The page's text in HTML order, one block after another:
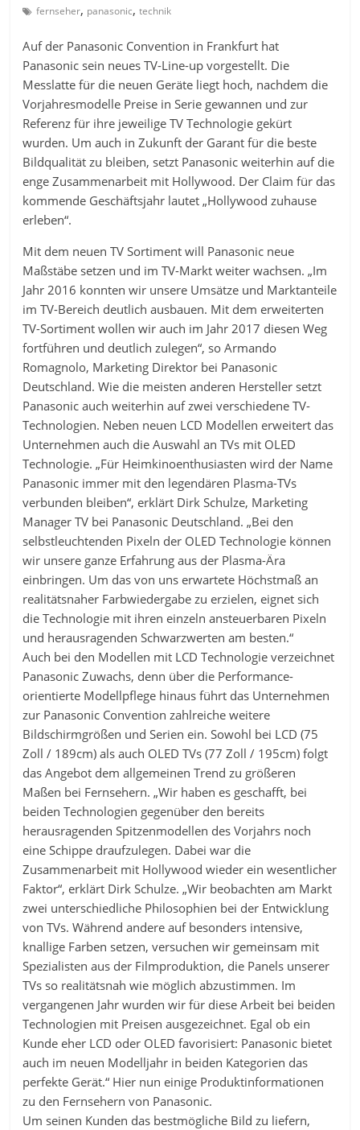
fernseher, panasonic,technik
Auf der Panasonic Convention in Frankfurt hat
Panasonic sein neues TV-Line-up vorgestellt. Die
Messlatte für die neuen Geräte liegt hoch, nachdem die
Vorjahresmodelle Preise in Serie gewannen und zur
Referenz für ihre jeweilige TV Technologie gekürt
wurden. Um auch in Zukunft der Garant für die beste
Bildqualität zu bleiben, setzt Panasonic weiterhin auf die
enge Zusammenarbeit mit Hollywood. Der Claim für das
kommende Geschäftsjahr lautet „Hollywood zuhause
erleben“.
Mit dem neuen TV Sortiment will Panasonic neue
Maßstäbe setzen und im TV-Markt weiter wachsen. „Im
Jahr 2016 konnten wir unsere Umsätze und Marktanteile
im TV-Bereich deutlich ausbauen. Mit dem erweiterten
TV-Sortiment wollen wir auch im Jahr 2017 diesen Weg
fortführen und deutlich zulegen“, so Armando
Romagnolo, Marketing Direktor bei Panasonic
Deutschland. Wie die meisten anderen Hersteller setzt
Panasonic auch weiterhin auf zwei verschiedene TV-
Technologien. Neben neuen LCD Modellen erweitert das
Unternehmen auch die Auswahl an TVs mit OLED
Technologie. „Für Heimkinoenthusiasten wird der Name
Panasonic immer mit den legendären Plasma-TVs
verbunden bleiben“, erklärt Dirk Schulze, Marketing
Manager TV bei Panasonic Deutschland. „Bei den
selbstleuchtenden Pixeln der OLED Technologie können
wir unsere ganze Erfahrung aus der Plasma-Ära
einbringen. Um das von uns erwartete Höchstmaß an
realitätsnaher Farbwiedergabe zu erzielen, eignet sich
die Technologie mit ihren einzeln ansteuerbaren Pixeln
und herausragenden Schwarzwerten am besten.“
Auch bei den Modellen mit LCD Technologie verzeichnet
Panasonic Zuwachs, denn über die Performance-
orientierte Modellpflege hinaus führt das Unternehmen
zur Panasonic Convention zahlreiche weitere
Bildschirmgrößen und Serien ein. Sowohl bei LCD (75
Zoll / 189cm) als auch OLED TVs (77 Zoll / 195cm) folgt
das Angebot dem allgemeinen Trend zu größeren
Maßen bei Fernsehern. „Wir haben es geschafft, bei
beiden Technologien gegenüber den bereits
herausragenden Spitzenmodellen des Vorjahrs noch
eine Schippe draufzulegen. Dabei war die
Zusammenarbeit mit Hollywood wieder ein wesentlicher
Faktor“, erklärt Dirk Schulze. „Wir beobachten am Markt
zwei unterschiedliche Philosophien bei der Entwicklung
von TVs. Während andere auf besonders intensive,
knallige Farben setzen, versuchen wir gemeinsam mit
Spezialisten aus der Filmproduktion, die Panels unserer
TVs so realitätsnah wie möglich abzustimmen. Im
vergangenen Jahr wurden wir für diese Arbeit bei beiden
Technologien mit Preisen ausgezeichnet. Egal ob ein
Kunde eher LCD oder OLED favorisiert: Panasonic bietet
auch im neuen Modelljahr in beiden Kategorien das
perfekte Gerät.“ Hier nun einige Produktinformationen
zu den Fernsehern von Panasonic.
Um seinen Kunden das bestmögliche Bild zu liefern,